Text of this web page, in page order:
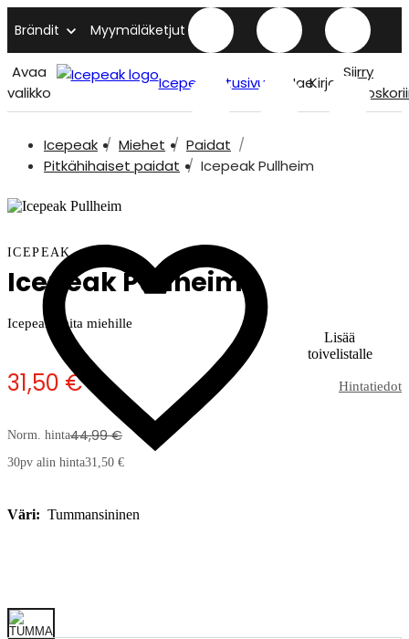
Brändit Myymäläketjut
Avaa
valikko
Icepeak etusivu HaeKirjaudu
Siirry
Icepeak Miehet
Paidat
Pitkähihaiset paidat
Icepeak Pullheim
Lisää
toivelistalle
ICEPEAK
Icepeak Pullheim
Icepeak paita miehille
31,50 € Hintatiedot
Norm. hinta44,99 €
30pv alin hinta31,50 €
Väri: Tummansininen